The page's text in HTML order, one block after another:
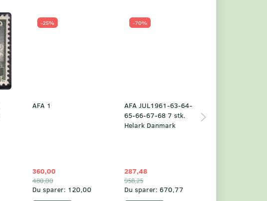
-25%
AFA 1
360,00
480,00
Du sparer: 120,00
-70%
AFA JUL1961-63-64-
65-66-67-68 7 stk.
Helark Danmark
287,48
958,25
Du sparer: 670,77